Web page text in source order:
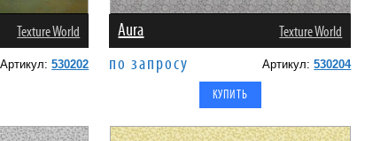
Texture World
Артикул:530202
Aura Texture World
по запросу Артикул:530204